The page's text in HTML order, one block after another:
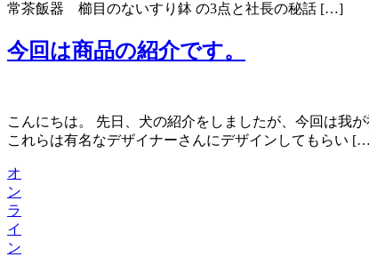
常茶飯器 櫛目のないすり鉢 の3点と社長の秘話 […]
今回は商品の紹介です。
こんにちは。 先日、犬の紹介をしましたが、今回は我
これらは有名なデザイナーさんにデザインしてもらい
オ
ン
ラ
イ
ン